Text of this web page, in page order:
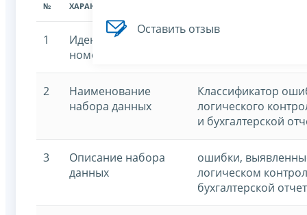
№ ХАРАКТЕРИСТИКА
1
Идентификационный
номер
2
Наименование
набора данных
Классификатор
логического
и бухгалтерской
3
Описание набора
данных
ошибки,
логическом
бухгалтерской
Оставить отзыв